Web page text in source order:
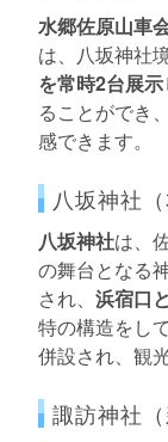
水郷佐原山車
は、八坂神社
を常時2台展示
ることができ
感できます。
八坂神社（
八坂神社は、
の舞台となる
され、 浜宿口
特の構造をし
併設され、観
諏訪神社（